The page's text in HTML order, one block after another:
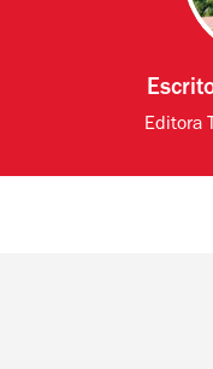
Editora